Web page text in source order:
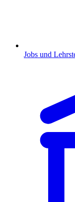
Jobs und